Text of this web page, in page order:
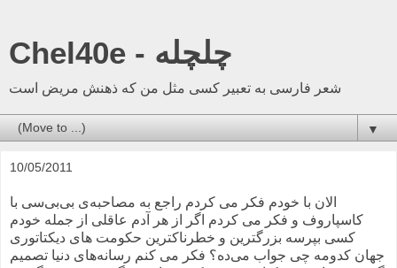
Chel40e - چلچله
شعر فارسی به تعبیر کسی مثل من که ذهنش مریض است
▼
10/05/2011
الان با خودم فکر می کردم راجع به مصاحبه‌ی بی‌بی‌سی با
کاسپاروف و فکر می کردم اگر از هر آدم عاقلی از جمله خودم
کسی بپرسه بزرگترین و خطرناکترین حکومت های دیکتاتوری
جهان کدومه چی جواب می‌ده؟ فکر می کنم رسانه‌های دنیا تصمیم